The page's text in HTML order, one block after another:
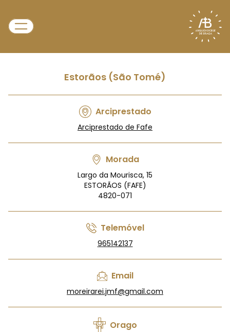
Estorãos (São Tomé)
Arciprestado
Arciprestado de Fafe
Morada
Largo da Mourisca, 15
ESTORÃOS (FAFE)
4820-071
Telemóvel
965142137
Email
moreirarei.jmf@gmail.com
Orago